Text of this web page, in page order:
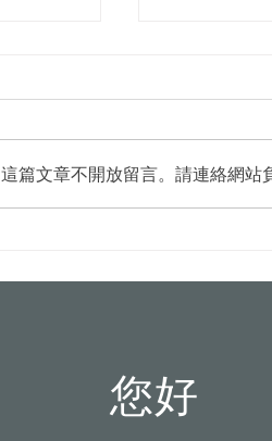
這篇文章不開放留言。請連絡網站
您好